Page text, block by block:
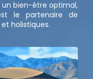
un bien-être optimal,
le partenaire de
holistiques.